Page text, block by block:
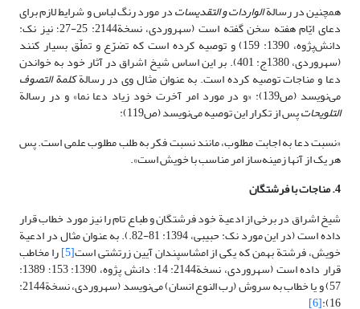
همچنین در رسالةالواردات و التقدیساتدر مورد رنگ لباس و شرایط لازم برای
دعای ایّام هفته سخن گفته است (سهروردی، نسخة2144: 25-27؛ نیز نک:
دانش‌پژوه، 1390: 159) و توصیه کرده است که تضرّع و تملّق بسیار کنند
(سهروردی، 1380ج: 401). بر این اساس شیخ اشراق در آثار خود به خواندن
دعا و مناجات توصیه کرده است. به عنوان مثال وی در رسالةکلمة التصوف
می‌نویسد (ص139): «و در مورد امر آخرت خود زیاد دعا نما» و در رسالة
التلویحاتپس از تکرار این توصیه می‌نویسد (ص119):
«نسبت دعا به اجابت مطلوب، مانند نسبت فکر به طلب مطلوب علمی است. پس
هر یک از آنها زمینه‌ساز امر مناسب با خویش است».
4. مناجات با فرشتگان
شیخ اشراق در برخی از ادعیة خود فرشتگان و طباع تام را نیز مورد خطاب قرار
داده است (در این مورد نک: حبیبی، 1394: 81-82.). به عنوان مثال در ادعیة
خویش، فرشتة بهمن که یکی از امشاسپندان آیین زرتشتی است[5] را مخاطب
قرار داده است (سهروردی، نسخة2144: 14؛ دانش پژوه، 1390: 153؛ 1389:
57) و یا خطاب به سروش (رب النوع انسان) می‌نویسد (سهروردی، نسخة2144:
16):
[6]